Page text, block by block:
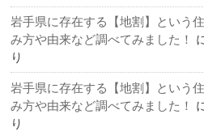
岩手県に存在する【地割】という
み方や由来など調べてみました！
り
岩手県に存在する【地割】という
み方や由来など調べてみました！
り